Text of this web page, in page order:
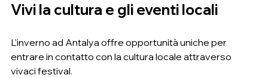
Vivi la cultura e gli eventi locali
L'inverno ad Antalya offre opportunità uniche per
entrare in contatto con la cultura locale attraverso
vivaci festival.